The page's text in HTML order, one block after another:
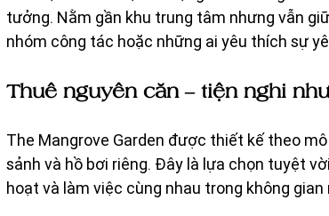
tưởng. Nằm gần khu trung tâm nhưng vẫn
nhóm công tác hoặc những ai yêu thích sự
Thuê nguyên căn – tiện nghi
The Mangrove Garden được thiết kế theo
sảnh và hồ bơi riêng. Đây là lựa chọn tuyệt
hoạt và làm việc cùng nhau trong không